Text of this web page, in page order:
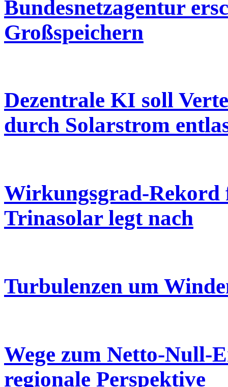
Bundesnetzagentur
Großspeichern
Dezentrale KI soll
durch Solarstrom
Wirkungsgrad-Rekord
Trinasolar legt nach
Turbulenzen um
Wege zum Netto-Null-
regionale Perspektive